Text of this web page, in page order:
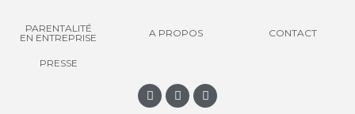
PARENTALITÉ
EN ENTREPRISE
A PROPOS CONTACT
PRESSE